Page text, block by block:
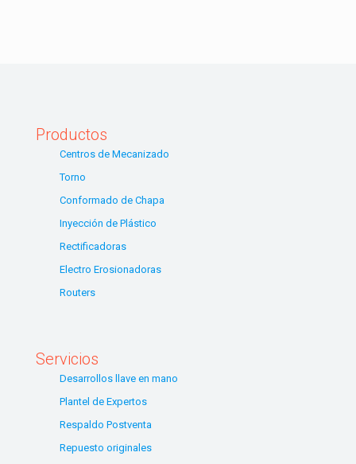
Productos
Centros de Mecanizado
Torno
Conformado de Chapa
Inyección de Plástico
Rectificadoras
Electro Erosionadoras
Routers
Servicios
Desarrollos llave en mano
Plantel de Expertos
Respaldo Postventa
Repuesto originales